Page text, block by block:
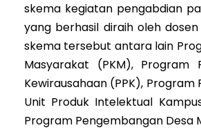
skema kegiatan pengabdian
yang berhasil diraih oleh dosen
skema tersebut antara lain
Masyarakat (PKM), Program
Kewirausahaan (PPK),
Unit Produk Intelektual
Program Pengembangan Desa